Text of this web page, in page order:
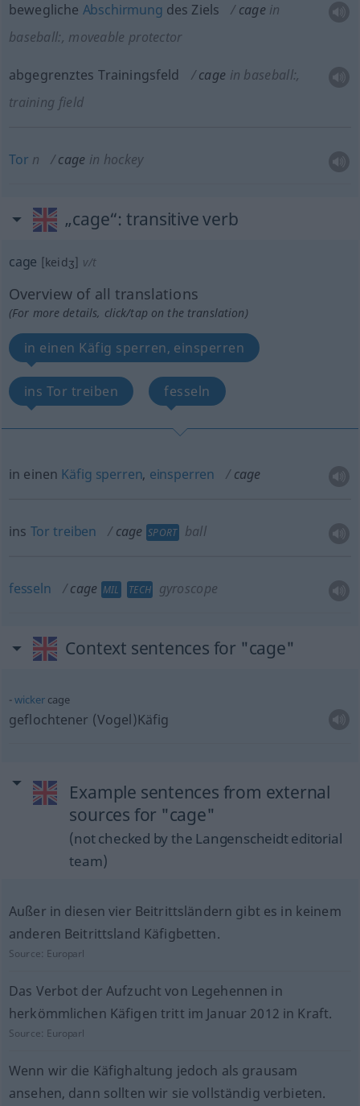
bewegliche Abschirmung des Ziels cage in
baseball:, moveable protector
abgegrenztes Trainingsfeld cage in baseball:,
training field
Tor n cage in hockey
„cage“: transitive verb
cage [keidʒ] v/t
Overview of all translations
(For more details, click/tap on the translation)
in einen Käfig sperren, einsperren
ins Tor treiben fesseln
in einen Käfig sperren, einsperren cage
ins Tor treiben cage SPORT ball
fesseln cage MIL TECH gyroscope
Context sentences for "cage"
wickercage
geflochtener (Vogel)Käfig
Example sentences from external
sources for "cage"
(not checked by the Langenscheidt editorial
team)
Außer in diesen vier Beitrittsländern gibt es in keinem
anderen Beitrittsland Käfigbetten.
Source: Europarl
Das Verbot der Aufzucht von Legehennen in
herkömmlichen Käfigen tritt im Januar 2012 in Kraft.
Source: Europarl
Wenn wir die Käfighaltung jedoch als grausam
ansehen, dann sollten wir sie vollständig verbieten.